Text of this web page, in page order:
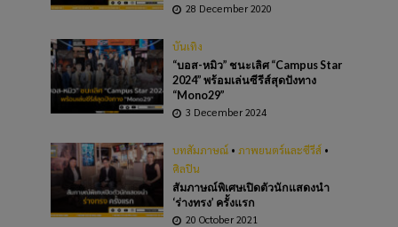
28 December 2020
บันเทิง
“บอส-หมิว” ชนะเลิศ “Campus Star
2024” พร้อมเล่นซีรีส์สุดปังทาง
“Mono29”
3 December 2024
บทสัมภาษณ์ • ภาพยนตร์และซีรีส์ •
ศิลปิน
สัมภาษณ์พิเศษเปิดตัวนักแสดงนำ
‘ร่างทรง’ ครั้งแรก
20 October 2021